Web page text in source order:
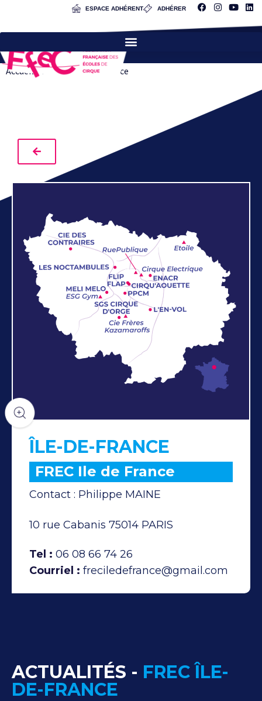
ESPACE ADHÉRENT ADHÉRER
Accueil»FRECS»Île-de-France
ÎLE-DE-FRANCE
FREC Ile de France
Contact : Philippe MAINE
10 rue Cabanis 75014 PARIS
Tel : 06 08 66 74 26
Courriel : freciledefrance@gmail.com
ACTUALITÉS - FREC ÎLE-
DE-FRANCE